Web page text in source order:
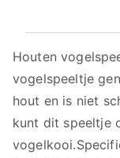
Houten
vogelspeeltje
hout en is niet
kunt dit speeltje